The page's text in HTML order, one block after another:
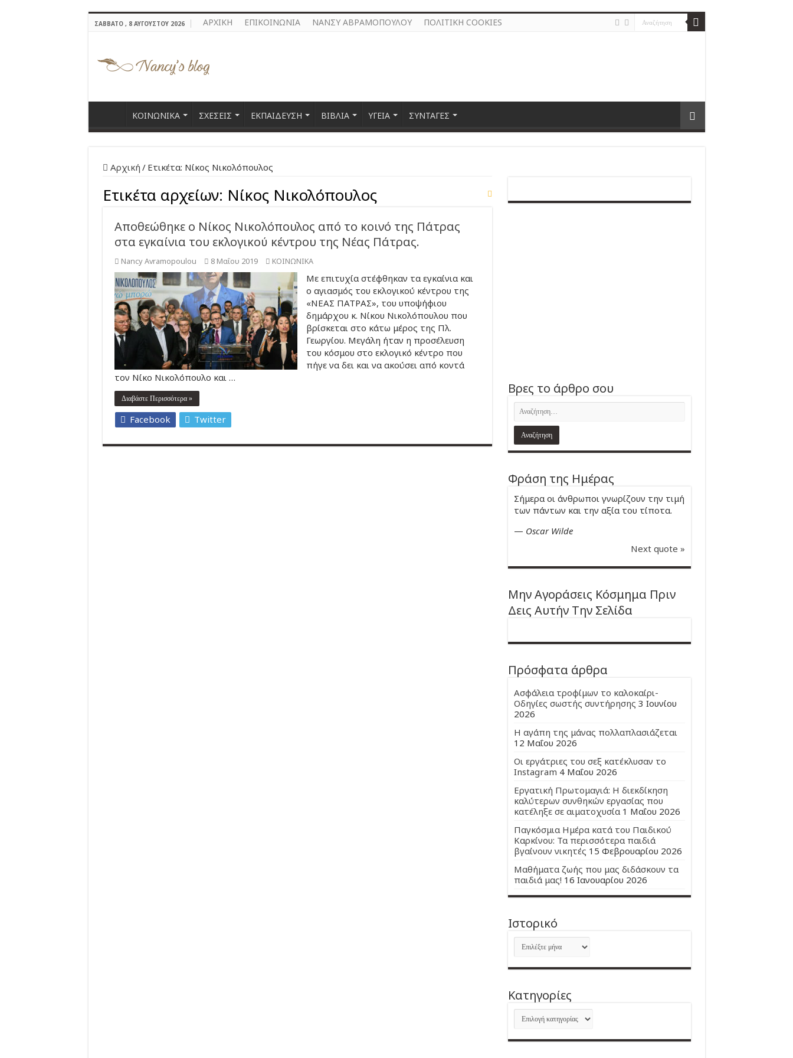
ΣΆΒΒΑΤΟ , 8 ΑΥΓΟΎΣΤΟΥ 2026 ΑΡΧΙΚΗ ΕΠΙΚΟΙΝΩΝΙΑ ΝΑΝΣΥ ΑΒΡΑΜΟΠΟΥΛΟΥ ΠΟΛΙΤΙΚΗ COOKIES
ΚΟΙΝΩΝΙΚΑ ΣΧΕΣΕΙΣ ΕΚΠΑΙΔΕΥΣΗ ΒΙΒΛΙΑ ΥΓΕΙΑ ΣΥΝΤΑΓΕΣ
Αρχική / Ετικέτα: Νίκος Νικολόπουλος
Ετικέτα αρχείων: Νίκος Νικολόπουλος
Αποθεώθηκε ο Νίκος Νικολόπουλος από το κοινό της Πάτρας
στα εγκαίνια του εκλογικού κέντρου της Νέας Πάτρας.
Nancy Avramopoulou 8 Μαΐου 2019 ΚΟΙΝΩΝΙΚΑ
Με επιτυχία στέφθηκαν τα εγκαίνια και
ο αγιασμός του εκλογικού κέντρου της
«ΝΕΑΣ ΠΑΤΡΑΣ», του υποψήφιου
δημάρχου κ. Νίκου Νικολόπουλου που
βρίσκεται στο κάτω μέρος της Πλ.
Γεωργίου. Μεγάλη ήταν η προσέλευση
του κόσμου στο εκλογικό κέντρο που
πήγε να δει και να ακούσει από κοντά
τον Νίκο Νικολόπουλο και …
Διαβάστε Περισσότερα »
Facebook Twitter
Βρες το άρθρο σου
Φράση της Ημέρας
Σήμερα οι άνθρωποι γνωρίζουν την τιμή
των πάντων και την αξία του τίποτα.
— Oscar Wilde
Next quote »
Μην Αγοράσεις Κόσμημα Πριν
Δεις Αυτήν Την Σελίδα
Πρόσφατα άρθρα
Ασφάλεια τροφίμων το καλοκαίρι-
Οδηγίες σωστής συντήρησης 3 Ιουνίου
2026
Η αγάπη της μάνας πολλαπλασιάζεται
12 Μαΐου 2026
Οι εργάτριες του σεξ κατέκλυσαν το
Instagram 4 Μαΐου 2026
Εργατική Πρωτομαγιά: Η διεκδίκηση
καλύτερων συνθηκών εργασίας που
κατέληξε σε αιματοχυσία 1 Μαΐου 2026
Παγκόσμια Ημέρα κατά του Παιδικού
Καρκίνου: Τα περισσότερα παιδιά
βγαίνουν νικητές 15 Φεβρουαρίου 2026
Μαθήματα ζωής που μας διδάσκουν τα
παιδιά μας! 16 Ιανουαρίου 2026
Ιστορικό
Ιστορικό
Kατηγορίες
Kατηγορίες